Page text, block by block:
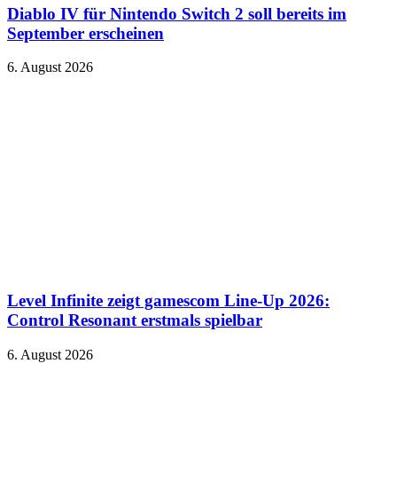
Diablo IV für Nintendo Switch 2 soll bereits im
September erscheinen
6. August 2026
Level Infinite zeigt gamescom Line-Up 2026:
Control Resonant erstmals spielbar
6. August 2026